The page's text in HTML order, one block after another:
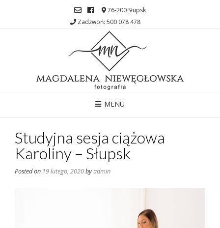
76-200 Słupsk
Zadzwoń: 500 078 478
MENU
Studyjna sesja ciążowa
Karoliny – Słupsk
Posted on 19 lutego, 2020byadmin